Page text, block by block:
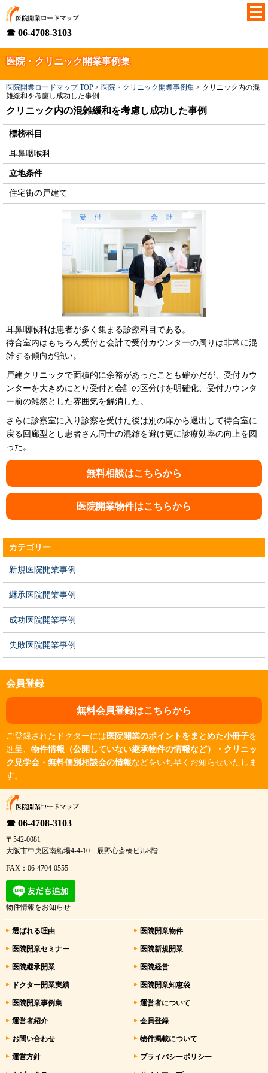
☎ 06-4708-3103
医院・クリニック開業事例集
医院開業ロードマップ TOP > 医院・クリニック開業事例集 > クリニック内の混
雑緩和を考慮し成功した事例
クリニック内の混雑緩和を考慮し成功した事例
標榜科目
耳鼻咽喉科
立地条件
住宅街の戸建て
耳鼻咽喉科は患者が多く集まる診療科目である。
待合室内はもちろん受付と会計で受付カウンターの周りは非常に混
雑する傾向が強い。
戸建クリニックで面積的に余裕があったことも確かだが、受付カウ
ンターを大きめにとり受付と会計の区分けを明確化、受付カウンタ
ー前の雑然とした雰囲気を解消した。
さらに診察室に入り診察を受けた後は別の扉から退出して待合室に
戻る回廊型とし患者さん同士の混雑を避け更に診療効率の向上を図
った。
無料相談はこちらから
医院開業物件はこちらから
カテゴリー
新規医院開業事例
継承医院開業事例
成功医院開業事例
失敗医院開業事例
会員登録
無料会員登録はこちらから
ご登録されたドクターには 医院開業のポイントをまとめた小冊子を
進呈、 物件情報（公開していない継承物件の情報など）・クリニッ
ク見学会・無料個別相談会の情報などをいち早くお知らせいたしま
す。
☎ 06-4708-3103
〒542-0081
大阪市中央区南船場4-4-10 辰野心斎橋ビル8階
FAX：06-4704-0555
物件情報をお知らせ
選ばれる理由 医院開業物件
医院開業セミナー 医院新規開業
医院継承開業 医院経営
ドクター開業実績 医院開業知恵袋
医院開業事例集 運営者について
運営者紹介 会員登録
お問い合わせ 物件掲載について
運営方針 プライバシーポリシー